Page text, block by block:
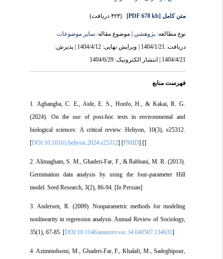
متن کامل[PDF 678 kb] (۴۲۳ دریافت)
نوع مطالعه:پژوهشي| موضوع مقاله:سایر موضوعات
دریافت: 1404/1/21 | ویرایش نهایی: 1404/4/12 | پذیرش:
1404/4/21 | انتشار الکترونیک: 1404/6/29
فهرست منابع
1. Agbangba, C. E., Aide, E. S., Honfo, H., & Kakai, R. G.
(2024). On the use of post-hoc tests in environmental and
biological sciences: A critical review. Heliyon, 10(3), e25312.
[DOI:10.1016/j.heliyon.2024.e25312] [PMID] [
2. Alimagham, S. M., Ghaderi-Far, F., & Rabbani, M. R. (2013).
Germination data analysis by using the four-parameter Hill
model. Seed Research, 3(2), 86-94. [In Persian]
3. Andersen, R. (2009). Nonparametric methods for modeling
nonlinearity in regression analysis. Annual Review of Sociology,
35(1), 67-85. [DOI:10.1146/annurev.soc.34.040507.134631
4. Azimmohseni, M., Ghaderi-Far, F., Khalafi, M., Sadeghipour,